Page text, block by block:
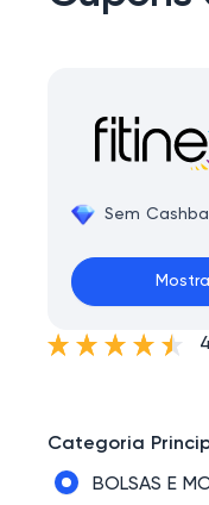
Sem
Categoria
BOLSAS E